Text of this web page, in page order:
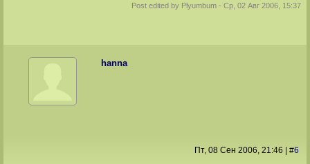
Post edited by Plyumbum -Ср, 02 Авг 2006, 15:37
hanna
Пт, 08 Сен 2006, 21:46 #6